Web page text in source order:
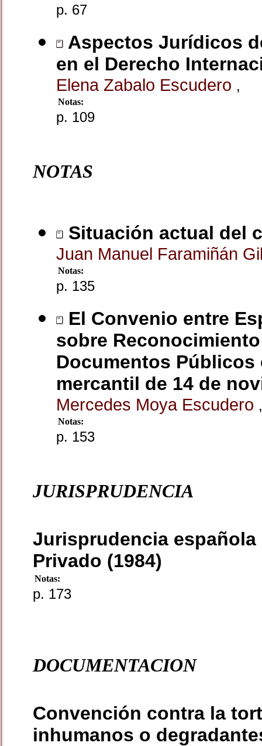
p. 67
Aspectos Jurídicos
en el Derecho
Elena Zabalo Escudero ,
Notas:
p. 109
NOTAS
Situación actual del
Juan Manuel Faramiñán
Notas:
p. 135
El Convenio entre
sobre
Documentos
mercantil de 14 de
Mercedes Moya Escudero ,
Notas:
p. 153
JURISPRUDENCIA
Jurisprudencia
Privado (1984)
Notas:
p. 173
DOCUMENTACION
Convención contra la
inhumanos o